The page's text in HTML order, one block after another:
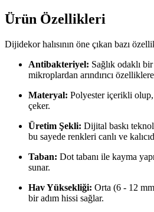
Ürün Özellikleri
Dijidekor halısının öne çıkan bazı
Antibakteriyel: Sağlık odaklı
mikroplardan arındırıcı
Materyal: Polyester içerikli olup,
çeker.
Üretim Şekli: Dijital baskı
bu sayede renkleri canlı ve
Taban: Dot tabanı ile kayma
sunar.
Hav Yüksekliği: Orta (6 - 12
bir adım hissi sağlar.